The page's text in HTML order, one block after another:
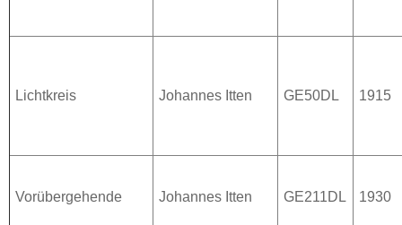
Lichtkreis Johannes Itten GE50DL 1915
Vorübergehende Johannes Itten GE211DL 1930